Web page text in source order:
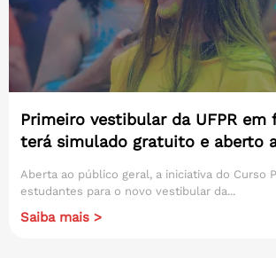
Primeiro vestibular da UFPR em
terá simulado gratuito e aberto
Aberta ao público geral, a iniciativa do Curso
estudantes para o novo vestibular da...
Saiba mais >